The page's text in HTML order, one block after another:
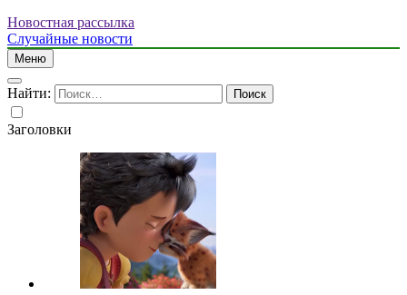
Новостная рассылка
Случайные новости
Меню
Найти:
Заголовки